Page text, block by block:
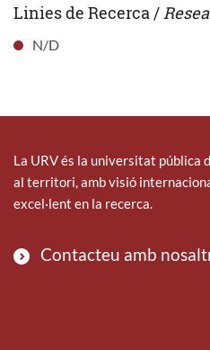
Linies de Recerca /
N/D
La URV és la universitat pública
al territori, amb visió
excel·lent en la recerca.
Contacteu amb